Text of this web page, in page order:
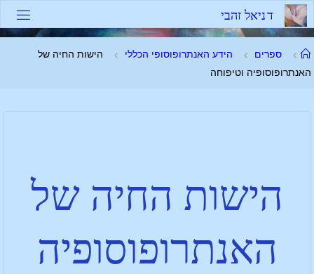
דניאל זהבי
ספרים הידע האנתרופוסופי הכללי
הישות החיה של
האנתרופוסופיה וטיפוחה
הישות החיה של
האנתרופוסופיה